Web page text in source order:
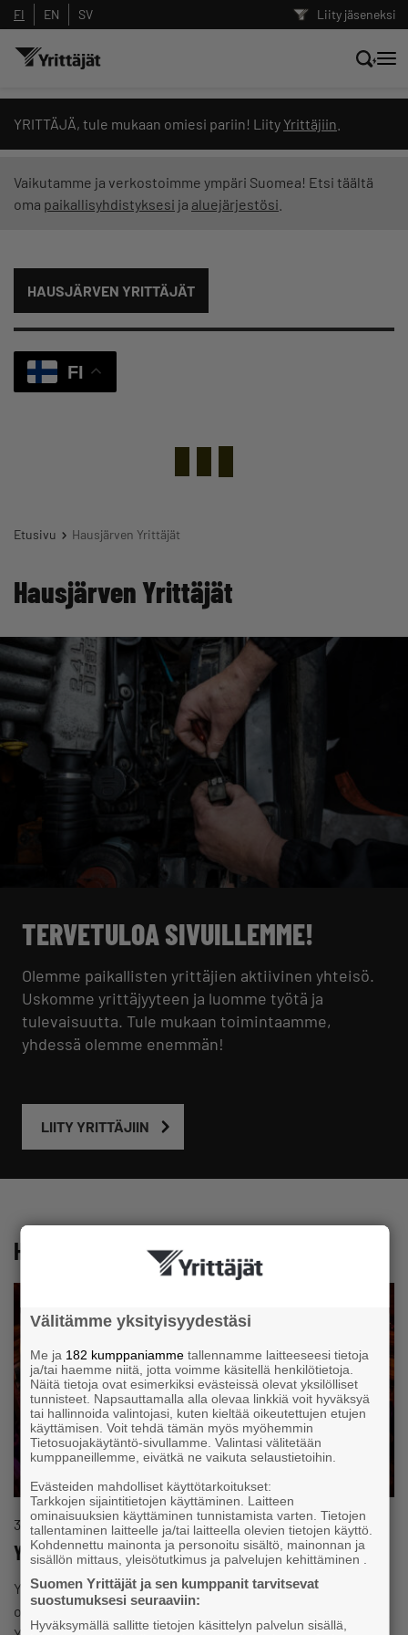
Liity jäseneksi
FI EN SV
YRITTÄJÄ, tule mukaan omiesi pariin! Liity Yrittäjiin
Vaikutamme ja verkostoimme ympäri Suomea! Etsi täältä
oma paikallisyhdistyksesi ja aluejärjestösi
HAUSJÄRVEN YRITTÄJÄT
FI
Etusivu Hausjärven Yrittäjät
Hausjärven Yrittäjät
TERVETULOA SIVUILLEMME!
Olemme paikallisten yrittäjien aktiivinen yhteisö.
Uskomme yrittäjyyteen ja luomme työtä ja
tulevaisuutta. Tule mukaan toimintaamme,
yhdessä olemme enemmän!
LIITY YRITTÄJIIN
Hausjärven ja Hämeen Yrittäjien uutisia
30.7.2026 Uutinen
Y-Karkelot 5.9. on peruttu
Y-Karkelot peruuntuu vähäisen lipunmyynnin vuoksi. Lipun
ostaneille palautetaan osallistumismaksu täysimääräisesti.
Hae sivustolta tai kysy suoraan
Yrittäjien tekoälyltä
Suodata hakutuloksia: näytä kaikki sisältö
Välitämme yksityisyydestäsi
Me ja 182 kumppaniammetallennamme laitteeseesi tietoja
ja/tai haemme niitä, jotta voimme käsitellä henkilötietoja.
Näitä tietoja ovat esimerkiksi evästeissä olevat yksilölliset
tunnisteet. Napsauttamalla alla olevaa linkkiä voit hyväksyä
tai hallinnoida valintojasi, kuten kieltää oikeutettujen etujen
käyttämisen. Voit tehdä tämän myös myöhemmin
Tietosuojakäytäntö-sivullamme. Valintasi välitetään
kumppaneillemme, eivätkä ne vaikuta selaustietoihin.
Evästeiden mahdolliset käyttötarkoitukset:
Tarkkojen sijaintitietojen käyttäminen. Laitteen
ominaisuuksien käyttäminen tunnistamista varten. Tietojen
tallentaminen laitteelle ja/tai laitteella olevien tietojen käyttö.
Kohdennettu mainonta ja personoitu sisältö, mainonnan ja
sisällön mittaus, yleisötutkimus ja palvelujen kehittäminen .
Suomen Yrittäjät ja sen kumppanit tarvitsevat
suostumuksesi seuraaviin:
Hyväksymällä sallitte tietojen käsittelyn palvelun sisällä,